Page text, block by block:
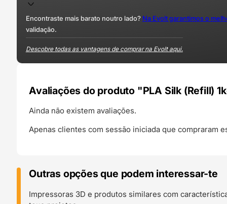
Encontraste mais barato noutro lado? Na Evolt garantimos o
validação.
Descobre todas as vantagens de comprar na Evolt aqui.
Avaliações do produto "PLA Silk (Refill)
Ainda não existem avaliações.
Apenas clientes com sessão iniciada que compraram
Outras opções que podem interessar-te
Impressoras 3D e produtos similares com